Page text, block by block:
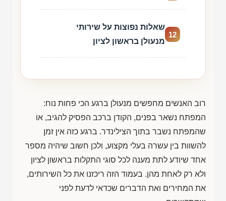
12
שאלות נפוצות על שירותי
מנעולן בראשון לציון
רוב האנשים מחפשים מנעולן ברגע הכי פחות נוח:
המפתח נשאר בפנים, הקודן ברכב הפסיק להגיב, או
שהמפתח נשבר בתוך הצילינדר. ברגע כזה אין זמן
להשוות בין עשרה בעלי מקצוע, ולכן חשוב שיהיה מספר
אחד שיודע לתת מענה לכל סוגי התקלות בראשון לציון
ולא רק לאחת מהן. בעמוד הזה ריכזנו את כל השירותים,
את המחירים ואת הדברים שכדאי לדעת לפני